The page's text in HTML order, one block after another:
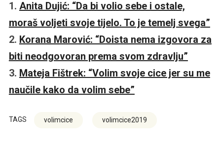
1. Anita Dujić: “Da bi volio sebe i ostale,
moraš voljeti svoje tijelo. To je temelj svega”
2. Korana Marović: “Doista nema izgovora za
biti neodgovoran prema svom zdravlju”
3. Mateja Fištrek: “Volim svoje cice jer su me
naučile kako da volim sebe”
TAGS volimcice volimcice2019